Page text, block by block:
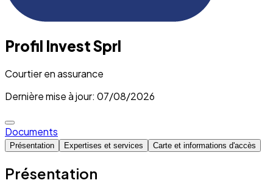
Profil Invest Sprl
Courtier en assurance
Dernière mise à jour: 07/08/2026
Documents
Présentation Expertises et services Carte et informations d'accès
Présentation